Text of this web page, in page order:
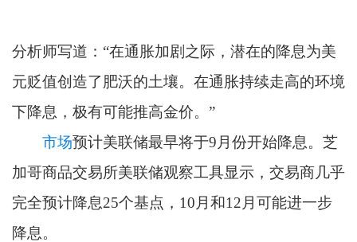
分析师写道：“在通胀加剧之际，潜在的降息为美
元贬值创造了肥沃的土壤。在通胀持续走高的环境
下降息，极有可能推高金价。”
市场预计美联储最早将于9月份开始降息。芝
加哥商品交易所美联储观察工具显示，交易商几乎
完全预计降息25个基点，10月和12月可能进一步
降息。